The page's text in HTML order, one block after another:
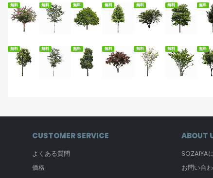
無料 無料 無料 無料 無料 無料 無料
無料
無料ダウンロード
無料
無料ダウンロード
無料
無料ダウンロード
無料
無料ダウンロード
無料
無料ダウンロード
無料
無料ダウンロード
無料
無
CUSTOMER SERVICE
よくある質問
価格
ABOUT
SOZAIYA
お問い合